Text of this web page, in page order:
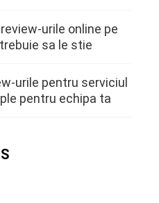
urile online pe
sa le stie
urile pentru serviciul
pentru echipa ta